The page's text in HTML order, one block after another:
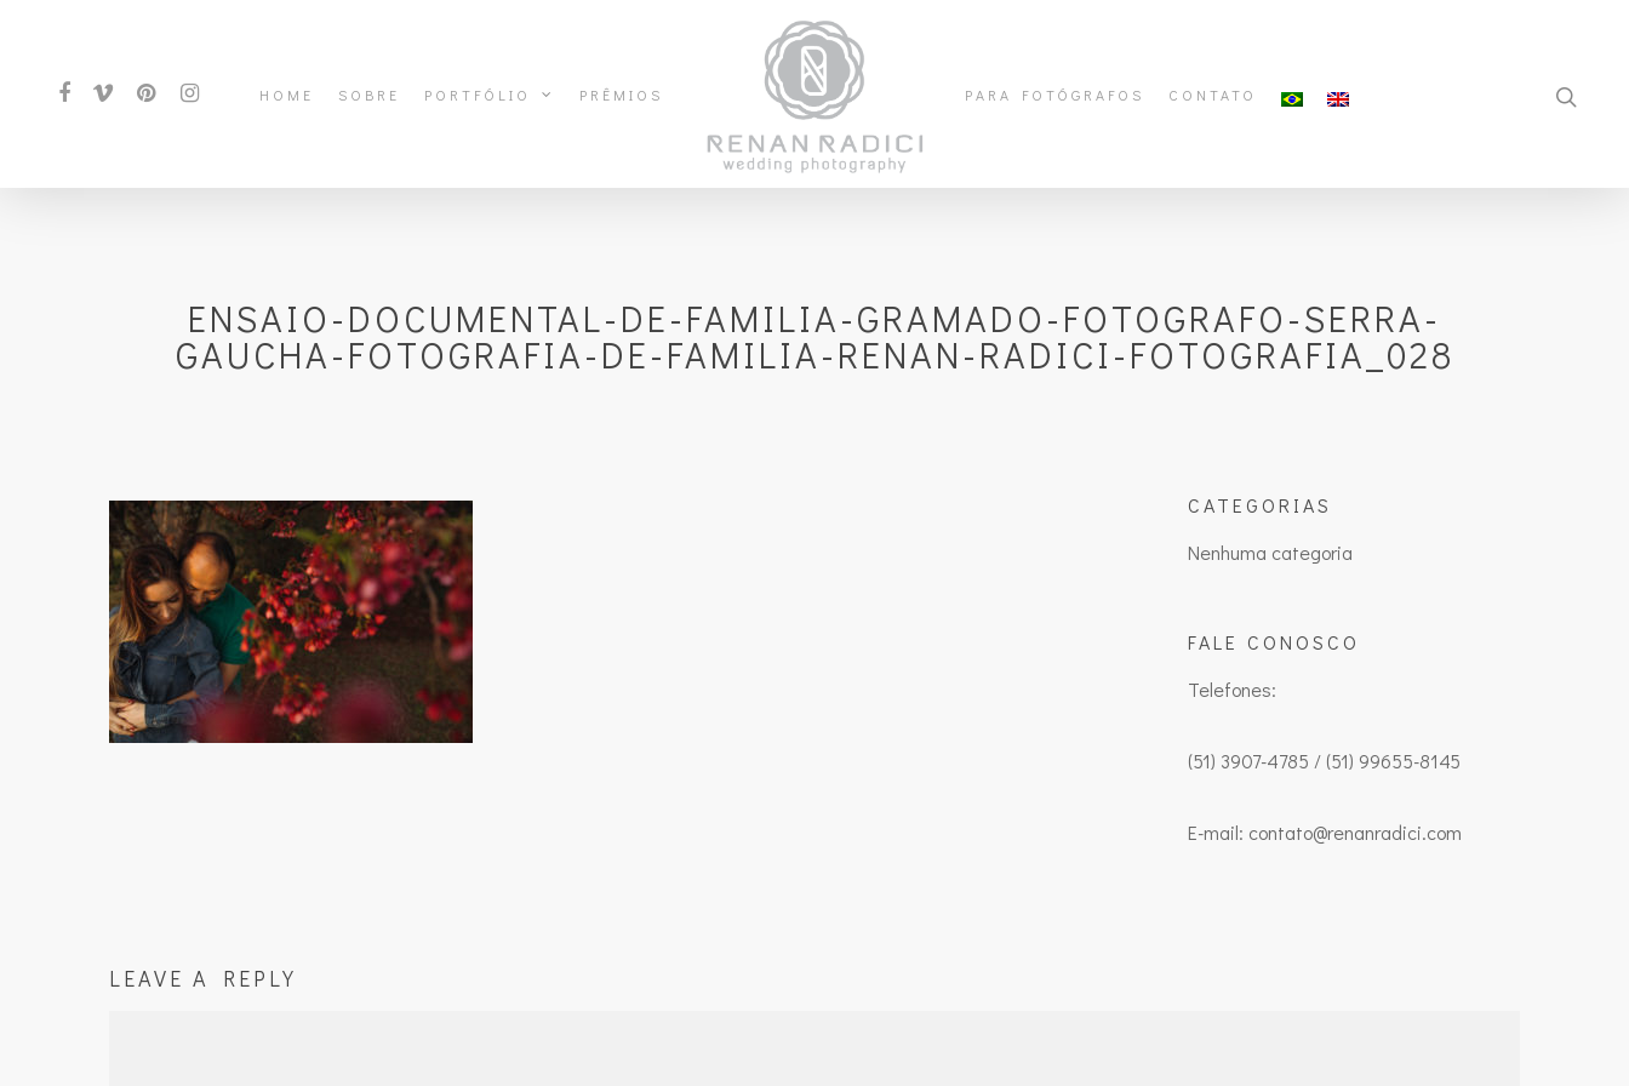
HOME SOBRE PORTFÓLIO PRÊMIOS PARA FOTÓGRAFOS CONTATO
ENSAIO-DOCUMENTAL-DE-FAMILIA-GRAMADO-FOTOGRAFO-SERRA-
GAUCHA-FOTOGRAFIA-DE-FAMILIA-RENAN-RADICI-FOTOGRAFIA_028
CATEGORIAS
Nenhuma categoria
FALE CONOSCO
Telefones:
(51) 3907-4785 / (51) 99655-8145
E-mail: contato@renanradici.com
LEAVE A REPLY